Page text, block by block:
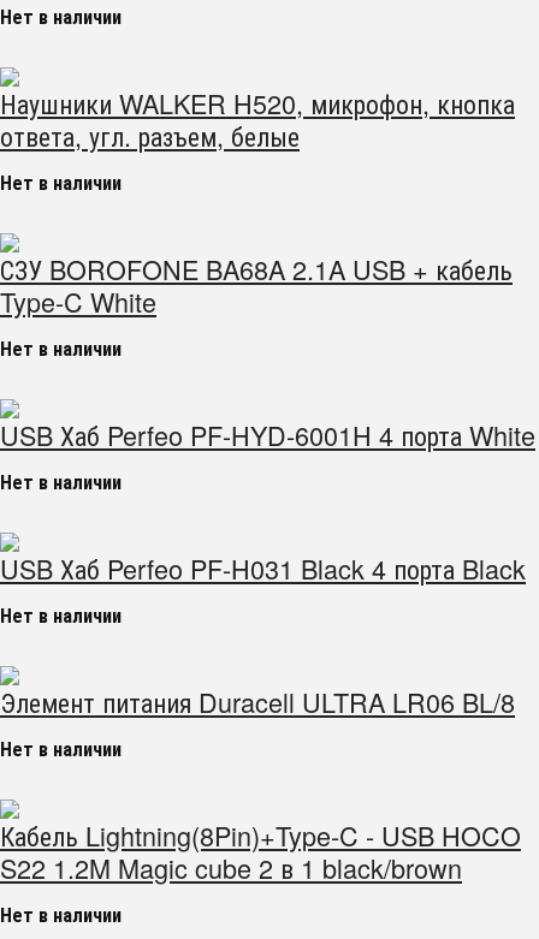
Нет в наличии
Наушники WALKER H520, микрофон, кнопка
ответа, угл. разъем, белые
Нет в наличии
СЗУ BOROFONE BA68A 2.1A USB + кабель
Type-C White
Нет в наличии
USB Хаб Perfeo PF-HYD-6001H 4 порта White
Нет в наличии
USB Хаб Perfeo PF-H031 Black 4 порта Black
Нет в наличии
Элемент питания Duracell ULTRA LR06 BL/8
Нет в наличии
Кабель Lightning(8Pin)+Type-C - USB HOCO
S22 1.2M Magic cube 2 в 1 black/brown
Нет в наличии